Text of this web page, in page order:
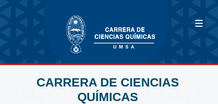
CARRERA DE CIENCIAS
QUÍMICAS